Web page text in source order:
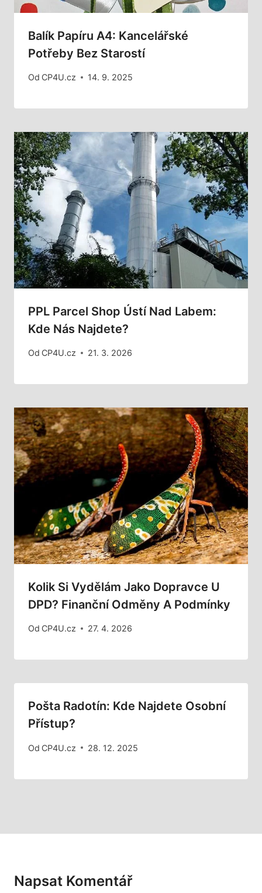
Balík Papíru A4: Kancelářské
Potřeby Bez Starostí
Od CP4U.cz 14. 9. 2025
PPL Parcel Shop Ústí Nad Labem:
Kde Nás Najdete?
Od CP4U.cz 21. 3. 2026
Kolik Si Vydělám Jako Dopravce U
DPD? Finanční Odměny A Podmínky
Od CP4U.cz 27. 4. 2026
Pošta Radotín: Kde Najdete Osobní
Přístup?
Od CP4U.cz 28. 12. 2025
Napsat Komentář